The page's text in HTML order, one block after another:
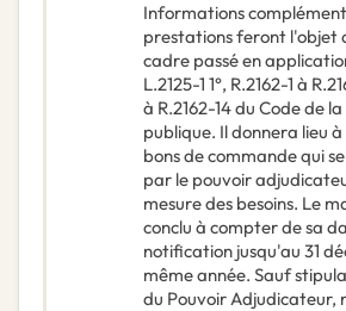
Informations
prestations feront l'objet
cadre passé en
L.2125-1 1°, R.2162-1 à
à R.2162-14 du Code de
publique. Il donnera lieu à
bons de commande qui
par le pouvoir
mesure des besoins. Le
conclu à compter de sa
notification jusqu'au 31
même année. Sauf
du Pouvoir Adjudicateur,